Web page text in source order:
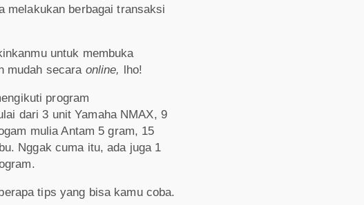
melakukan berbagai transaksi
untuk membuka
mudah secara online, lho!
program
dari 3 unit Yamaha NMAX, 9
mulia Antam 5 gram, 15
Nggak cuma itu, ada juga 1
tips yang bisa kamu coba.